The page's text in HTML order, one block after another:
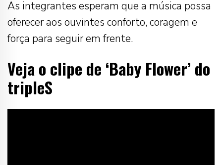
As integrantes esperam que a música possa
oferecer aos ouvintes conforto, coragem e
força para seguir em frente.
Veja o clipe de ‘Baby Flower’ do
tripleS